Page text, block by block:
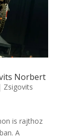
Norbert
Zsigovits
is rajthoz
A